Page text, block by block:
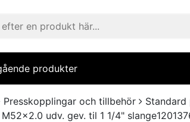
produkter
Presskopplingar och tillbehör
udv. gev. til 1 1/4"